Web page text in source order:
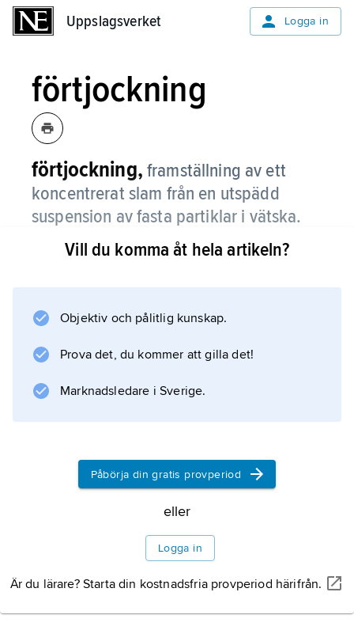
Uppslagsverket Logga in
förtjockning
förtjockning, framställning av ett
koncentrerat slam från en utspädd
suspension av fasta partiklar i vätska.
I allmänhet ger tillsats av förtjockningsmedel
industriella processer kallas mekanisk
roterande armar används för t.ex.
aluminiumoxid, cement och vattenrening.
Information om artikeln
Vill du komma åt hela artikeln?
Objektiv och pålitlig kunskap.
Prova det, du kommer att gilla det!
Marknadsledare i Sverige.
Påbörja din gratis provperiod
eller
Logga in
Är du lärare? Starta din kostnadsfria provperiod härifrån.